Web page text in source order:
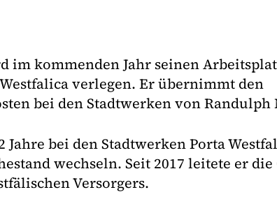
im kommenden Jahr seinen
verlegen. Er übernimmt den
bei den Stadtwerken von Randulph
Jahre bei den Stadtwerken Porta
wechseln. Seit 2017 leitete er die
Versorgers.